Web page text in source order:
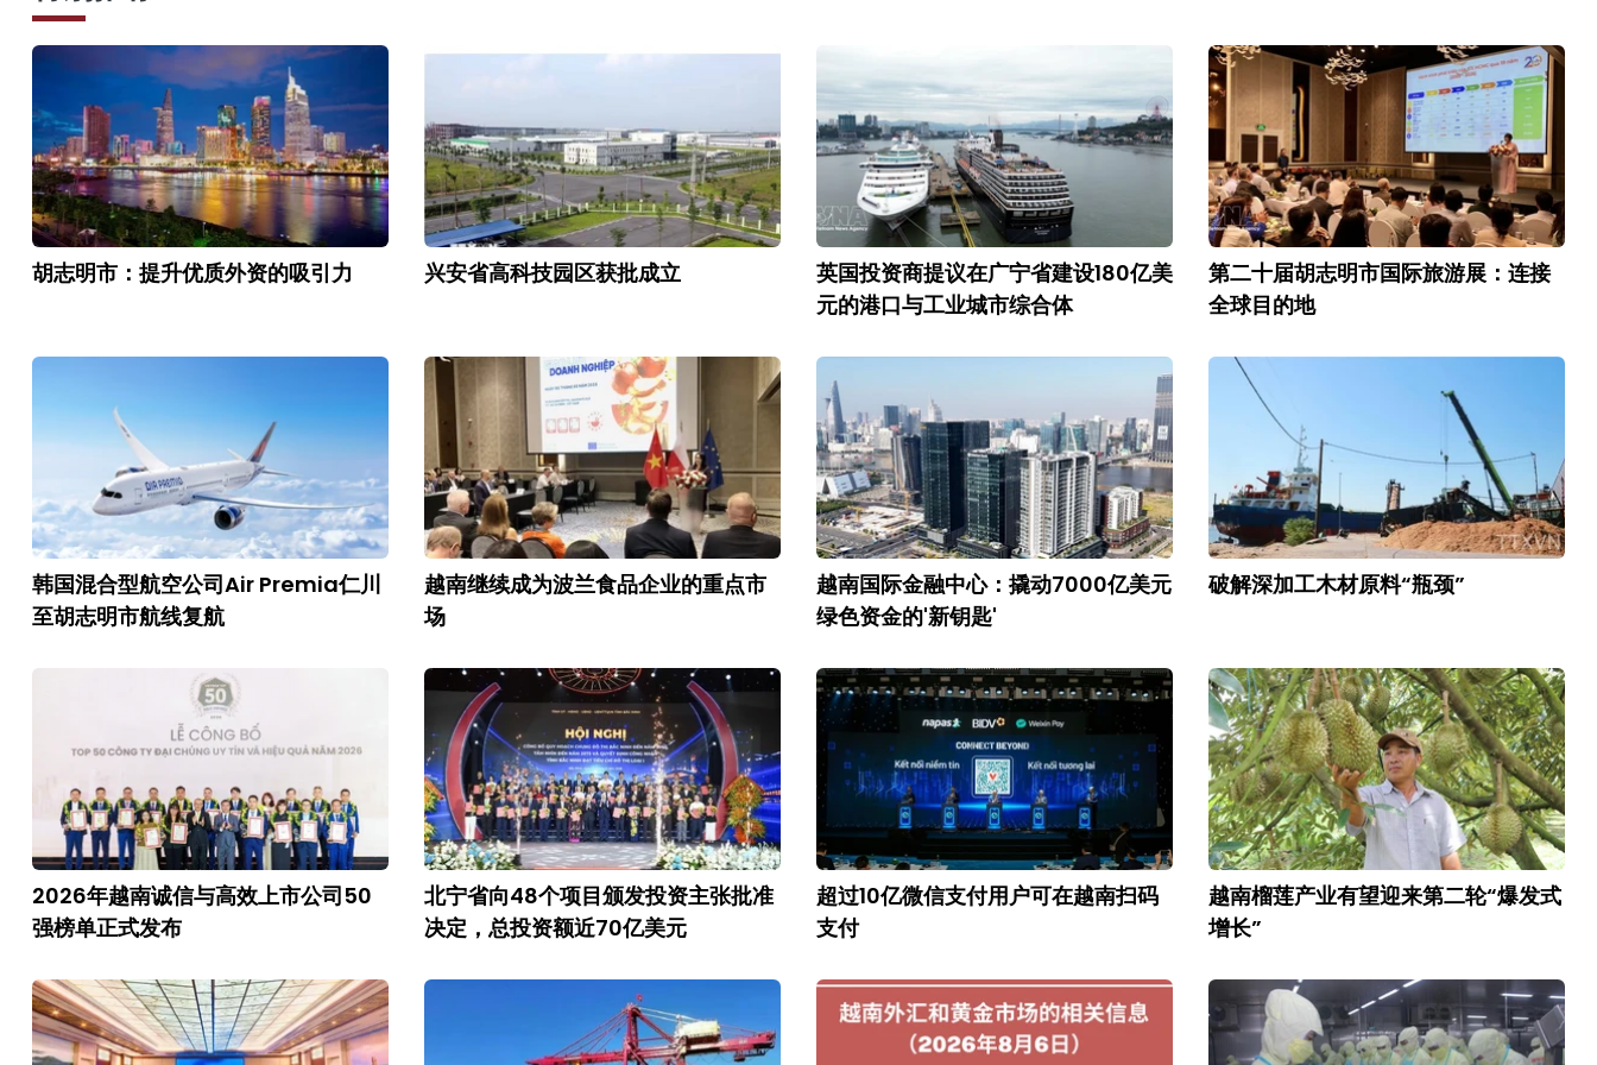
胡志明市：提升优质外资的吸引力 兴安省高科技园区获批成立
英国投资商提议在广宁省建设180亿美
元的港口与工业城市综合体
第二十届胡志明市国际旅游展：连接
全球目的地
韩国混合型航空公司Air Premia仁川
至胡志明市航线复航
越南继续成为波兰食品企业的重点市
场
越南国际金融中心：撬动7000亿美元
绿色资金的'新钥匙'
破解深加工木材原料“瓶颈”
2026年越南诚信与高效上市公司50
强榜单正式发布
北宁省向48个项目颁发投资主张批准
决定，总投资额近70亿美元
超过10亿微信支付用户可在越南扫码
支付
越南榴莲产业有望迎来第二轮“爆发式
增长”